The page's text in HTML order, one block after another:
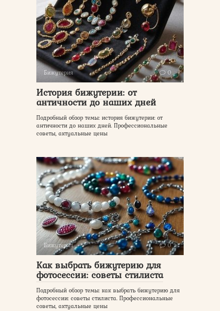
Бижутерия 0
История бижутерии: от
античности до наших дней
Подробный обзор темы: история бижутерии: от
античности до наших дней. Профессиональные
советы, актуальные цены
Бижутерия 0
Как выбрать бижутерию для
фотосессии: советы стилиста
Подробный обзор темы: как выбрать бижутерию для
фотосессии: советы стилиста. Профессиональные
советы, актуальные цены